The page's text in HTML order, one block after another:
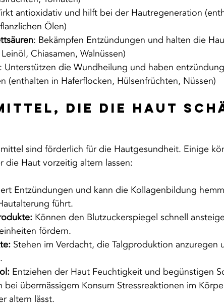
antioxidativ und hilft bei der Hautregeneration
Ölen)
: Bekämpfen Entzündungen und halten die
Chiasamen, Walnüssen)
: Unterstützen die Wundheilung und haben
(enthalten in Haferflocken, Hülsenfrüchten, Nüssen)
die die Haut
sind förderlich für die Hautgesundheit. Einige
die Haut vorzeitig altern lassen:
Entzündungen und kann die Kollagenbildung
führt.
Können den Blutzuckerspiegel schnell
fördern.
Stehen im Verdacht, die Talgproduktion anzuregen
Entziehen der Haut Feuchtigkeit und begünstigen
bei übermässigem Konsum Stressreaktionen im
altern lässt.